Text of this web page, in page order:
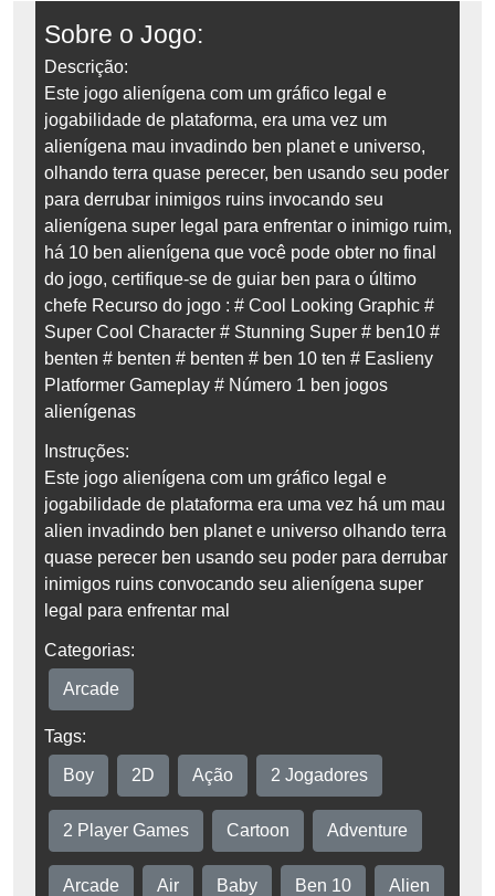
Sobre o Jogo:
Descrição:
Este jogo alienígena com um gráfico legal e
jogabilidade de plataforma, era uma vez um
alienígena mau invadindo ben planet e universo,
olhando terra quase perecer, ben usando seu poder
para derrubar inimigos ruins invocando seu
alienígena super legal para enfrentar o inimigo ruim,
há 10 ben alienígena que você pode obter no final
do jogo, certifique-se de guiar ben para o último
chefe Recurso do jogo : # Cool Looking Graphic #
Super Cool Character # Stunning Super # ben10 #
benten # benten # benten # ben 10 ten # Easlieny
Platformer Gameplay # Número 1 ben jogos
alienígenas
Instruções:
Este jogo alienígena com um gráfico legal e
jogabilidade de plataforma era uma vez há um mau
alien invadindo ben planet e universo olhando terra
quase perecer ben usando seu poder para derrubar
inimigos ruins convocando seu alienígena super
legal para enfrentar mal
Categorias:
Arcade
Tags:
Boy 2D Ação 2 Jogadores
2 Player Games Cartoon Adventure
Arcade Air Baby Ben 10 Alien